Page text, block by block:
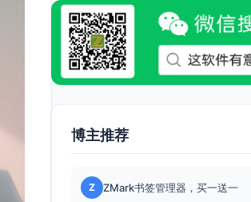
博主推荐
Z ZMark书签管理器，买一送一